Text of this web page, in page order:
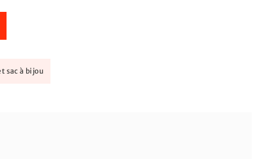
sac à bijou